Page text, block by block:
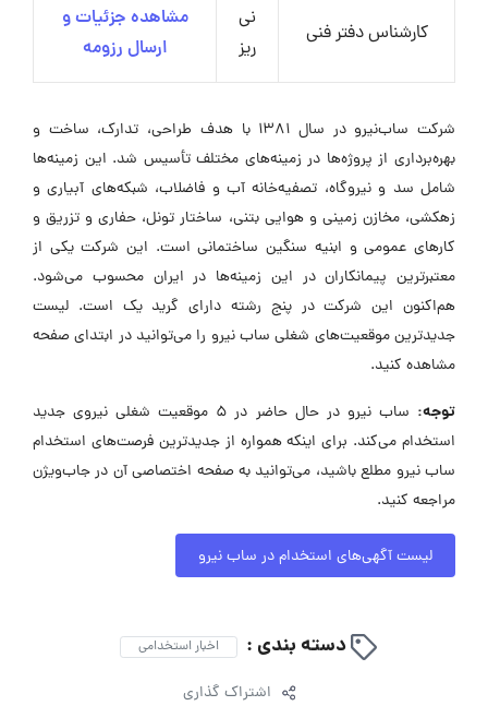
کارشناس دفتر فنی
نی
ریز
مشاهده جزئیات و
ارسال رزومه
شرکت ساب‌نیرو در سال ۱۳۸۱ با هدف طراحی، تدارک، ساخت و
بهره‌برداری از پروژه‌ها در زمینه‌های مختلف تأسیس شد. این زمینه‌ها
شامل سد و نیروگاه، تصفیه‌خانه آب و فاضلاب، شبکه‌های آبیاری و
زهکشی، مخازن زمینی و هوایی بتنی، ساختار تونل، حفاری و تزریق و
کارهای عمومی و ابنیه سنگین ساختمانی است. این شرکت یکی از
معتبرترین پیمانکاران در این زمینه‌ها در ایران محسوب می‌شود.
هم‌اکنون این شرکت در پنج رشته دارای گرید یک است. لیست
جدیدترین موقعیت‌های شغلی ساب نیرو را می‌توانید در ابتدای صفحه
مشاهده کنید.
توجه:
ساب نیرو در حال حاضر در ۵ موقعیت شغلی نیروی جدید
استخدام می‌کند. برای اینکه همواره از جدیدترین فرصت‌های استخدام
ساب نیرو مطلع باشید، می‌توانید به صفحه اختصاصی آن در جاب‌ویژن
مراجعه کنید.
لیست آگهی‌های استخدام در ساب نیرو
دسته بندی : اخبار استخدامی
اشتراک گذاری